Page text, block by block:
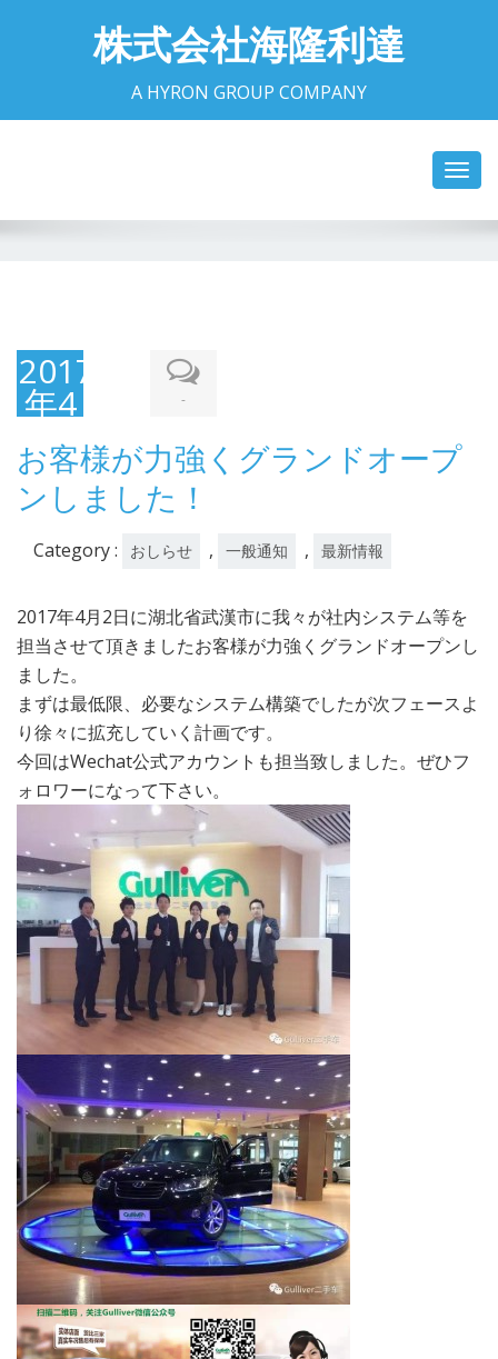
株式会社海隆利達
A HYRON GROUP COMPANY
2017
年4
月4
日
-
お客様が力強くグランドオープ
ンしました！
Category : おしらせ , 一般通知 , 最新情報
2017年4月2日に湖北省武漢市に我々が社内システム等を
担当させて頂きましたお客様が力強くグランドオープンし
ました。
まずは最低限、必要なシステム構築でしたが次フェースよ
り徐々に拡充していく計画です。
今回はWechat公式アカウントも担当致しました。ぜひフ
ォロワーになって下さい。